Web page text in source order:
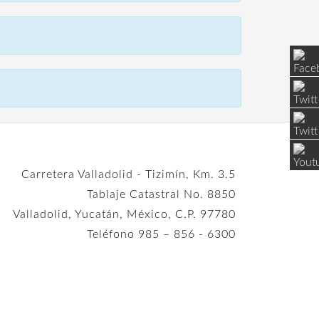
Carretera Valladolid - Tizimín, Km. 3.5
Tablaje Catastral No. 8850
Valladolid, Yucatán, México, C.P. 97780
Teléfono 985 – 856 - 6300